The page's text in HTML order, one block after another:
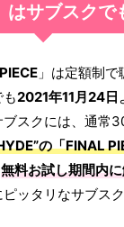
はサブスクで
」は定額制
2021年11月24日
スクには、通常
の「FINAL
無料お試し期間内
ッタリなサブス